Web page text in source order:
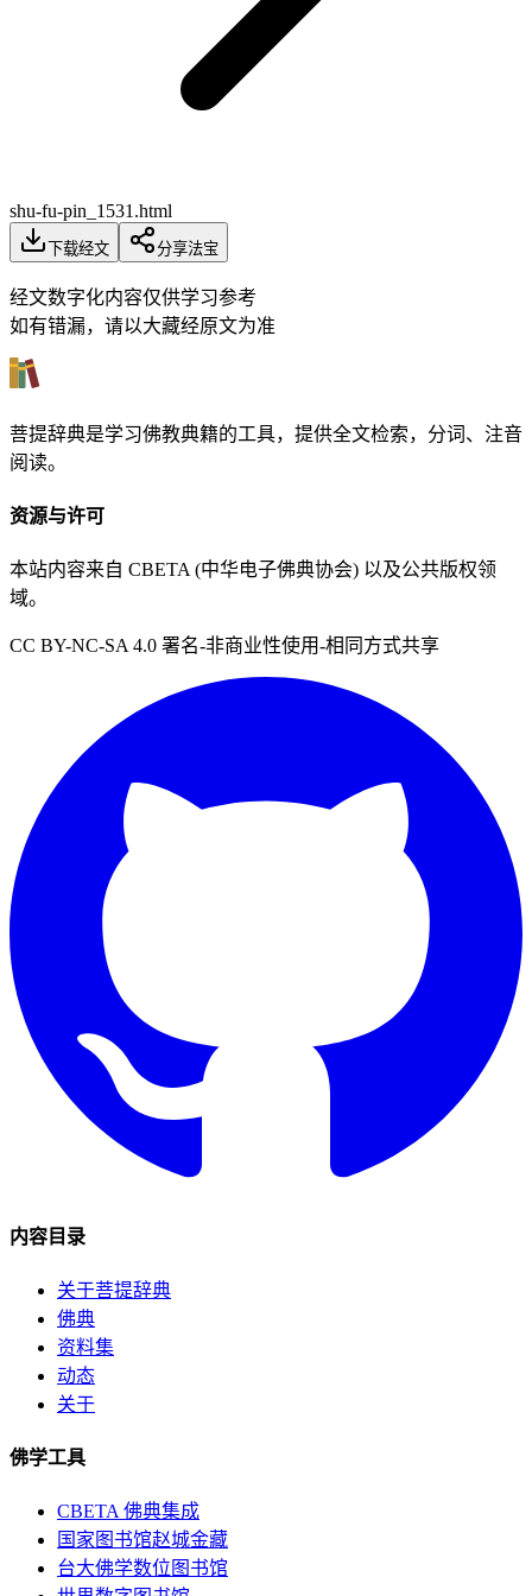
shu-fu-pin_1531.html
下载经文 分享法宝
经文数字化内容仅供学习参考
如有错漏，请以大藏经原文为准
菩提辞典是学习佛教典籍的工具，提供全文检索，分词、注音
阅读。
资源与许可
本站内容来自 CBETA (中华电子佛典协会) 以及公共版权领
域。
CC BY-NC-SA 4.0 署名-非商业性使用-相同方式共享
内容目录
关于菩提辞典
佛典
资料集
动态
关于
佛学工具
CBETA 佛典集成
国家图书馆赵城金藏
台大佛学数位图书馆